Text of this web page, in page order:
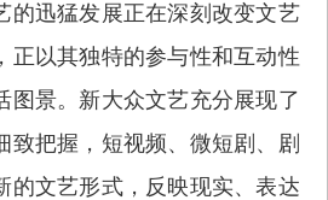
的迅猛发展正在深刻改变文艺
正以其独特的参与性和互动性
图景。新大众文艺充分展现了
致把握，短视频、微短剧、剧
的文艺形式，反映现实、表达